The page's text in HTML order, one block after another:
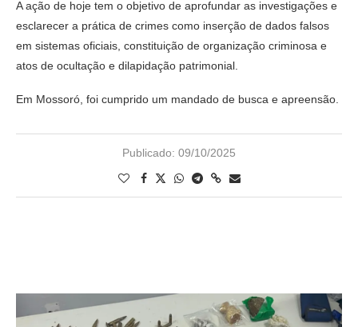
A ação de hoje tem o objetivo de aprofundar as investigações e
esclarecer a prática de crimes como inserção de dados falsos
em sistemas oficiais, constituição de organização criminosa e
atos de ocultação e dilapidação patrimonial.
Em Mossoró, foi cumprido um mandado de busca e apreensão.
Publicado: 09/10/2025